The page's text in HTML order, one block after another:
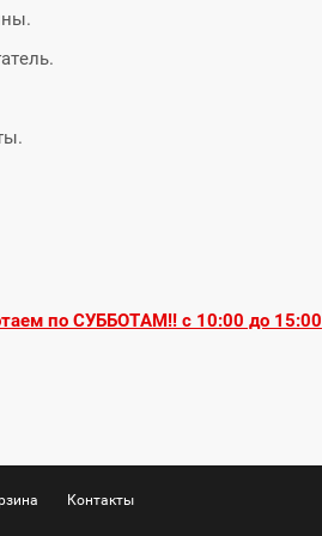
по СУББОТАМ!! с 10:00 до 15:00
Контакты